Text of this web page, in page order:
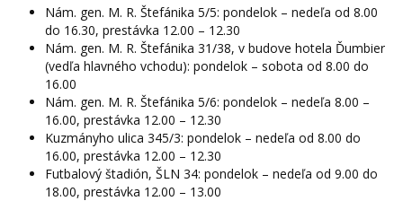
Nám. gen. M. R. Štefánika 5/5: pondelok – nedeľa od 8.00
do 16.30, prestávka 12.00 – 12.30
Nám. gen. M. R. Štefánika 31/38, v budove hotela Ďumbier
(vedľa hlavného vchodu): pondelok – sobota od 8.00 do
16.00
Nám. gen. M. R. Štefánika 5/6: pondelok – nedeľa 8.00 –
16.00, prestávka 12.00 – 12.30
Kuzmányho ulica 345/3: pondelok – nedeľa od 8.00 do
16.00, prestávka 12.00 – 12.30
Futbalový štadión, ŠLN 34: pondelok – nedeľa od 9.00 do
18.00, prestávka 12.00 – 13.00